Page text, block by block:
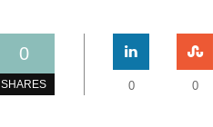
0
SHARES 0
0